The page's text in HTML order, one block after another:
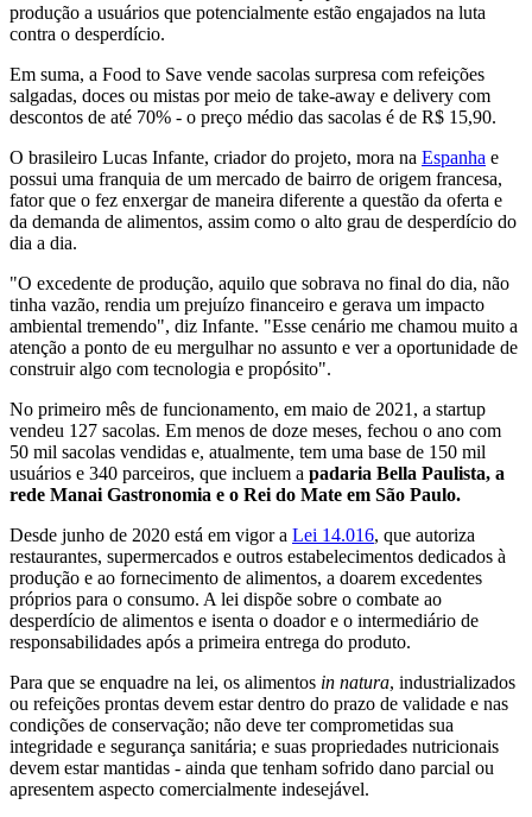
produção a usuários que potencialmente estão engajados na luta
contra o desperdício.
Em suma, a Food to Save vende sacolas surpresa com refeições
salgadas, doces ou mistas por meio de take-away e delivery com
descontos de até 70% - o preço médio das sacolas é de R$ 15,90.
O brasileiro Lucas Infante, criador do projeto, mora na Espanha e
possui uma franquia de um mercado de bairro de origem francesa,
fator que o fez enxergar de maneira diferente a questão da oferta e
da demanda de alimentos, assim como o alto grau de desperdício do
dia a dia.
"O excedente de produção, aquilo que sobrava no final do dia, não
tinha vazão, rendia um prejuízo financeiro e gerava um impacto
ambiental tremendo", diz Infante. "Esse cenário me chamou muito a
atenção a ponto de eu mergulhar no assunto e ver a oportunidade de
construir algo com tecnologia e propósito".
No primeiro mês de funcionamento, em maio de 2021, a startup
vendeu 127 sacolas. Em menos de doze meses, fechou o ano com
50 mil sacolas vendidas e, atualmente, tem uma base de 150 mil
usuários e 340 parceiros, que incluem a padaria Bella Paulista, a
rede Manai Gastronomia e o Rei do Mate em São Paulo.
Desde junho de 2020 está em vigor a Lei 14.016, que autoriza
restaurantes, supermercados e outros estabelecimentos dedicados à
produção e ao fornecimento de alimentos, a doarem excedentes
próprios para o consumo. A lei dispõe sobre o combate ao
desperdício de alimentos e isenta o doador e o intermediário de
responsabilidades após a primeira entrega do produto.
Para que se enquadre na lei, os alimentos in natura, industrializados
ou refeições prontas devem estar dentro do prazo de validade e nas
condições de conservação; não deve ter comprometidas sua
integridade e segurança sanitária; e suas propriedades nutricionais
devem estar mantidas - ainda que tenham sofrido dano parcial ou
apresentem aspecto comercialmente indesejável.